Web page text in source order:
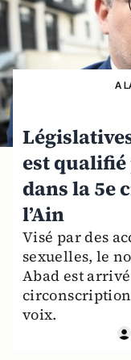
A
est
dans la 5e
l’Ain
Visé par des
sexuelles, le
Abad est
circonscription
voix.